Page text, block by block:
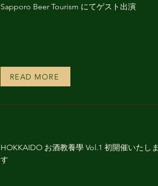
Sapporo Beer Tourism にてゲスト出演
READ MORE
HOKKAIDO お酒教養學 Vol.1 初開催いたしま
す